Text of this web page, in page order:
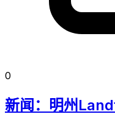
0
新闻：明州